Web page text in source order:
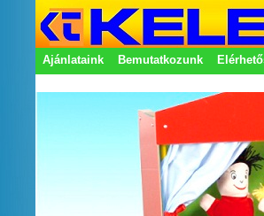
Ajánlataink Bemutatkozunk